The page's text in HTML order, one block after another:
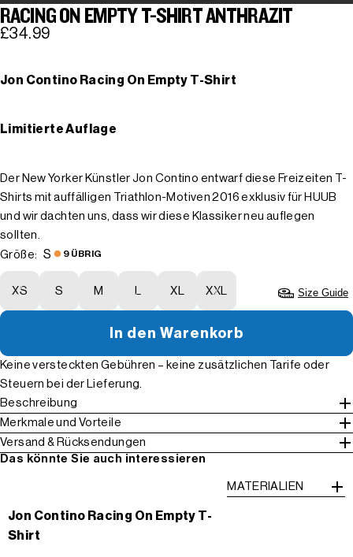
RACING ON EMPTY T-SHIRT ANTHRAZIT
£34.99
Jon Contino Racing On Empty T-Shirt
Limitierte Auflage
Der New Yorker Künstler Jon Contino entwarf diese Freizeiten T-
Shirts mit auffälligen Triathlon-Motiven 2016 exklusiv für HUUB
und wir dachten uns, dass wir diese Klassiker neu auflegen
sollten.
Größe:
S 9 ÜBRIG
XS S M L XL XXL Size Guide
In den Warenkorb
Keine versteckten Gebühren – keine zusätzlichen Tarife oder
Steuern bei der Lieferung.
Beschreibung
Merkmale und Vorteile
Versand & Rücksendungen
Das könnte Sie auch interessieren
Jon Contino Racing On Empty T-
Shirt
MATERIALIEN